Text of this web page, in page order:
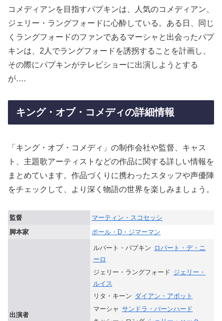
コメディアンを目指すパプキンは、人気のコメディアン、
ジェリー・ラングフォードに心酔している。ある日、同じ
くラングフォードのファンであるマーシャと出会ったパプ
キンは、2人でラングフォードを誘拐することを計画し、
その際にパプキンがテレビショーに出演しようとする
が….
キング・オブ・コメディの詳細情報
「キング・オブ・コメディ」の制作会社や監督、キャス
ト、主題歌アーティストなどの作品に関する詳しい情報を
まとめています。作品づくりに携わったスタッフや声優陣
をチェックして、より深く物語の世界を楽しみましょう。
監督
マーティン・スコセッシ
脚本家
ポール・D・ジマーマン
出演者
ルパート・パプキン ロバート・デ・ニ
ーロ
ジェリー・ラングフォード ジェリー・
ルイス
リタ・キーン ダイアン・アボット
マーシャ サンドラ・バーンハード